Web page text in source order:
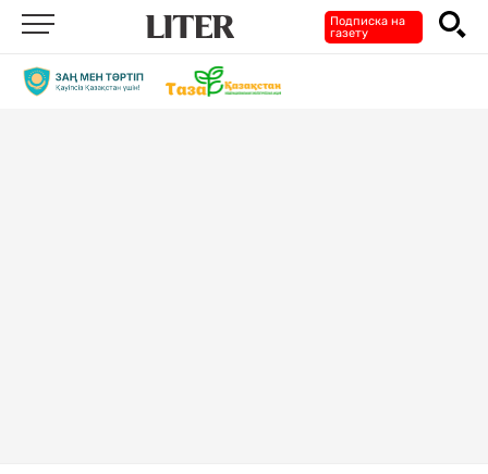
Подписка на
газету